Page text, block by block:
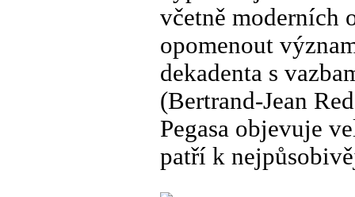
včetně moderních
opomenout
dekadenta s
(Bertrand-Jean
Pegasa objevuje
patří k